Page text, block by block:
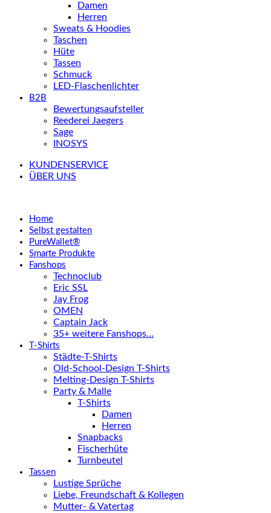
Damen
Herren
Sweats & Hoodies
Taschen
Hüte
Tassen
Schmuck
LED-Flaschenlichter
B2B
Bewertungsaufsteller
Reederei Jaegers
Sage
INOSYS
KUNDENSERVICE
ÜBER UNS
Home
Selbst gestalten
PureWallet®
Smarte Produkte
Fanshops
Technoclub
Eric SSL
Jay Frog
OMEN
Captain Jack
35+ weitere Fanshops…
T-Shirts
Städte-T-Shirts
Old-School-Design T-Shirts
Melting-Design T-Shirts
Party & Malle
T-Shirts
Damen
Herren
Snapbacks
Fischerhüte
Turnbeutel
Tassen
Lustige Sprüche
Liebe, Freundschaft & Kollegen
Mutter- & Vatertag